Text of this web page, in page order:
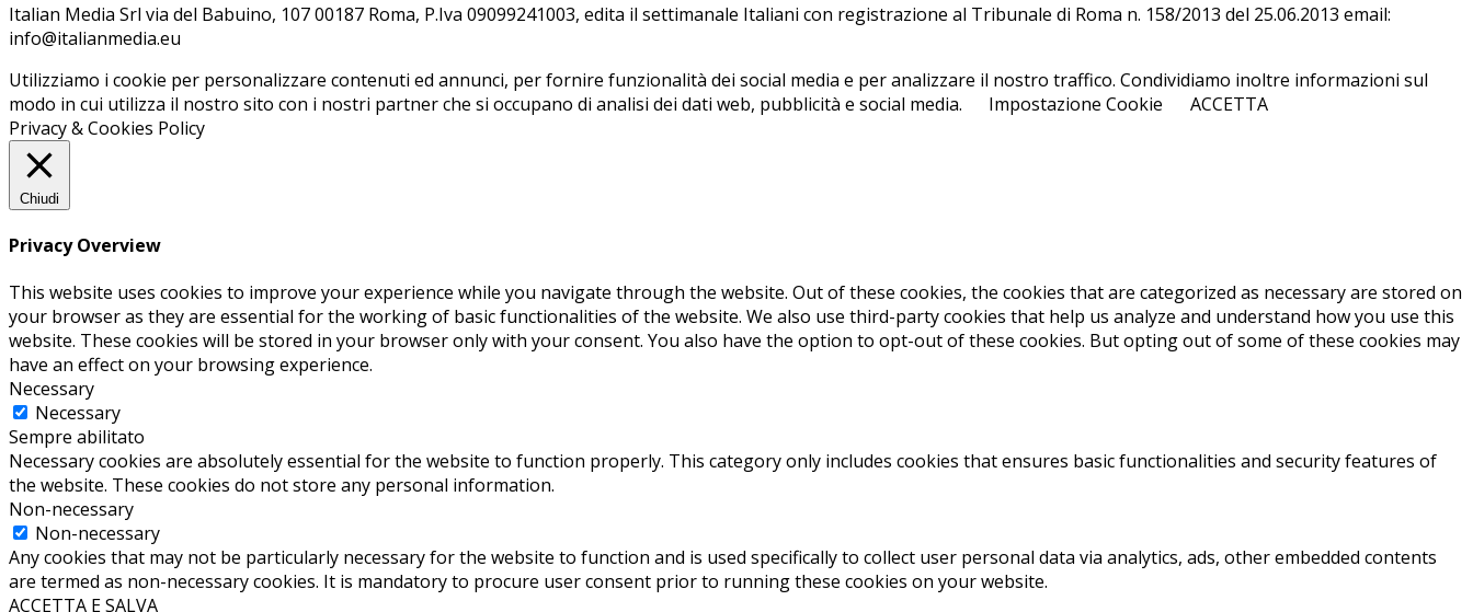
Ita­lian Me­dia Srl via del Ba­bui­no, 107 00187 Roma, P.Iva 09099241003, edi­ta il set­ti­ma­na­le Ita­lia­ni con re­gi­stra­zio­ne al Tri­bu­na­le di Roma n. 158/​2013 del 25.06.2013 email:
info@ita­lian­me­dia.eu
Utilizziamo i cookie per personalizzare contenuti ed annunci, per fornire funzionalità dei social media e per analizzare il nostro traffico. Condividiamo inoltre informazioni sul
modo in cui utilizza il nostro sito con i nostri partner che si occupano di analisi dei dati web, pubblicità e social media.
Impostazione Cookie
ACCETTA
Privacy & Cookies Policy
Chiudi
Privacy Overview
This website uses cookies to improve your experience while you navigate through the website. Out of these cookies, the cookies that are categorized as necessary are stored on
your browser as they are essential for the working of basic functionalities of the website. We also use third-party cookies that help us analyze and understand how you use this
website. These cookies will be stored in your browser only with your consent. You also have the option to opt-out of these cookies. But opting out of some of these cookies may
have an effect on your browsing experience.
Necessary
Necessary
Sempre abilitato
Necessary cookies are absolutely essential for the website to function properly. This category only includes cookies that ensures basic functionalities and security features of
the website. These cookies do not store any personal information.
Non-necessary
Non-necessary
Any cookies that may not be particularly necessary for the website to function and is used specifically to collect user personal data via analytics, ads, other embedded contents
are termed as non-necessary cookies. It is mandatory to procure user consent prior to running these cookies on your website.
ACCETTA E SALVA